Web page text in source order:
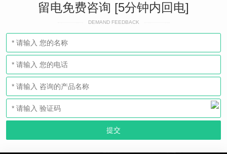
留电免费咨询 [5分钟内回电]
DEMAND FEEDBACK